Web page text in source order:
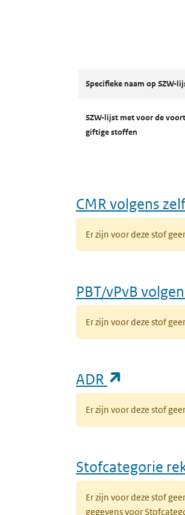
Specifieke naam op SZW-
SZW-lijst met voor de
giftige stoffen
CMR volgens
Er zijn voor deze stof
PBT/vPvB
Er zijn voor deze stof
ADR
Er zijn voor deze stof
Stofcategorie
Er zijn voor deze stof
gegevens voor